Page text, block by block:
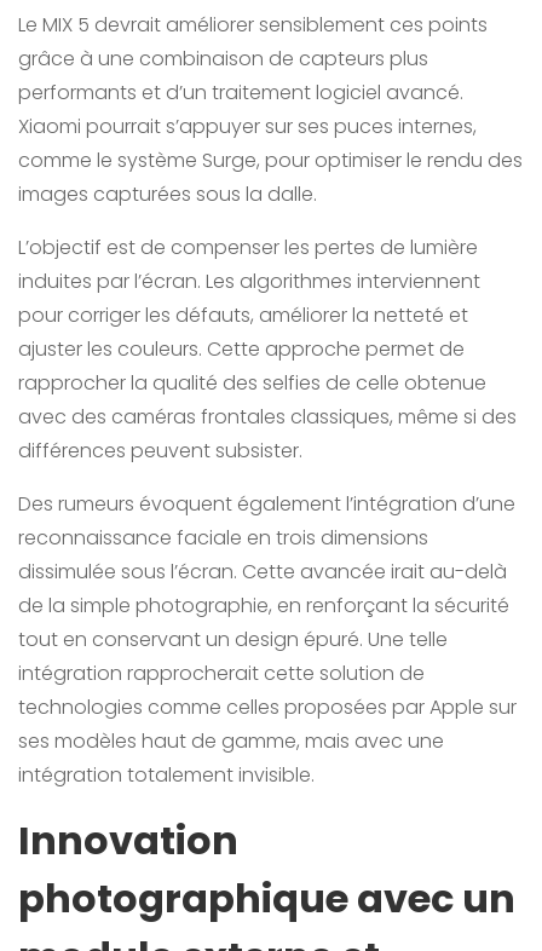
Le MIX 5 devrait améliorer sensiblement ces points
grâce à une combinaison de capteurs plus
performants et d’un traitement logiciel avancé.
Xiaomi pourrait s’appuyer sur ses puces internes,
comme le système Surge, pour optimiser le rendu des
images capturées sous la dalle.
L’objectif est de compenser les pertes de lumière
induites par l’écran. Les algorithmes interviennent
pour corriger les défauts, améliorer la netteté et
ajuster les couleurs. Cette approche permet de
rapprocher la qualité des selfies de celle obtenue
avec des caméras frontales classiques, même si des
différences peuvent subsister.
Des rumeurs évoquent également l’intégration d’une
reconnaissance faciale en trois dimensions
dissimulée sous l’écran. Cette avancée irait au-delà
de la simple photographie, en renforçant la sécurité
tout en conservant un design épuré. Une telle
intégration rapprocherait cette solution de
technologies comme celles proposées par Apple sur
ses modèles haut de gamme, mais avec une
intégration totalement invisible.
Innovation
photographique avec un